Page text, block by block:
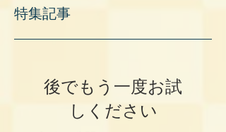
特集記事
後でもう一度お試
しください